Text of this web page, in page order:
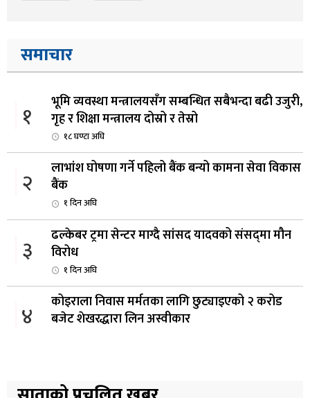
समाचार
१
भूमि व्यवस्था मन्त्रालयसँग सम्बन्धित सबैभन्दा बढी उजुरी,
गृह र शिक्षा मन्त्रालय दोस्रो र तेस्रो
१८ घण्टा अघि
२
लाभांश घोषणा गर्ने पहिलो बैंक बन्यो कामना सेवा विकास
बैंक
१ दिन अघि
३
ढल्केबर ट्रमा सेन्टर माग्दै सांसद यादवको संसद्‌मा मौन
विरोध
१ दिन अघि
४
कोइराला निवास मर्मतका लागि छुट्याइएको २ करोड
बजेट शेखरद्धारा लिन अस्वीकार
५
ठक्कर दिँदा किशोरको मृत्यु